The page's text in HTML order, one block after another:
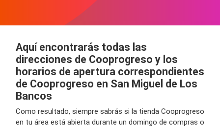
Aquí encontrarás todas las
direcciones de Cooprogreso y los
horarios de apertura correspondientes
de Cooprogreso en San Miguel de Los
Bancos
Como resultado, siempre sabrás si la tienda Cooprogreso
en tu área está abierta durante un domingo de compras o